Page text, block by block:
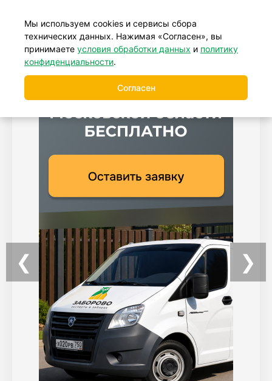
+7 (499) 877-39-88
❮ ❯
Мы используем cookies и сервисы сбора
технических данных. Нажимая «Согласен», вы
принимаете условия обработки данных и политику
конфиденциальности.
Согласен